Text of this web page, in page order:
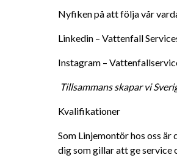
Nyfiken på att följa vår
Linkedin – Vattenfall
Instagram –
Tillsammans skapar vi
Kvalifikationer
Som Linjemontör hos oss
dig som gillar att ge